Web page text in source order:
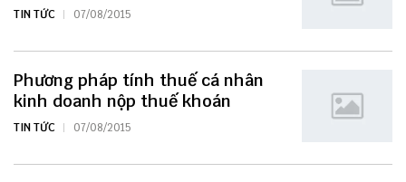
TIN TỨC 07/08/2015
Phương pháp tính thuế cá nhân
kinh doanh nộp thuế khoán
TIN TỨC 07/08/2015